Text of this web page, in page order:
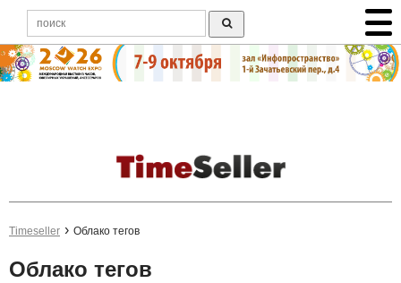
Timeseller Облако тегов
Облако тегов